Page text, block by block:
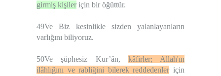
girmiş kişileriçin bir öğüttür.
49Ve Biz kesinlikle sizden yalanlayanların
varlığını biliyoruz.
50Ve şüphesiz Kur’ân, kâfirler; Allah'ın
ilâhlığını ve rabliğini bilerek reddedenleriçin